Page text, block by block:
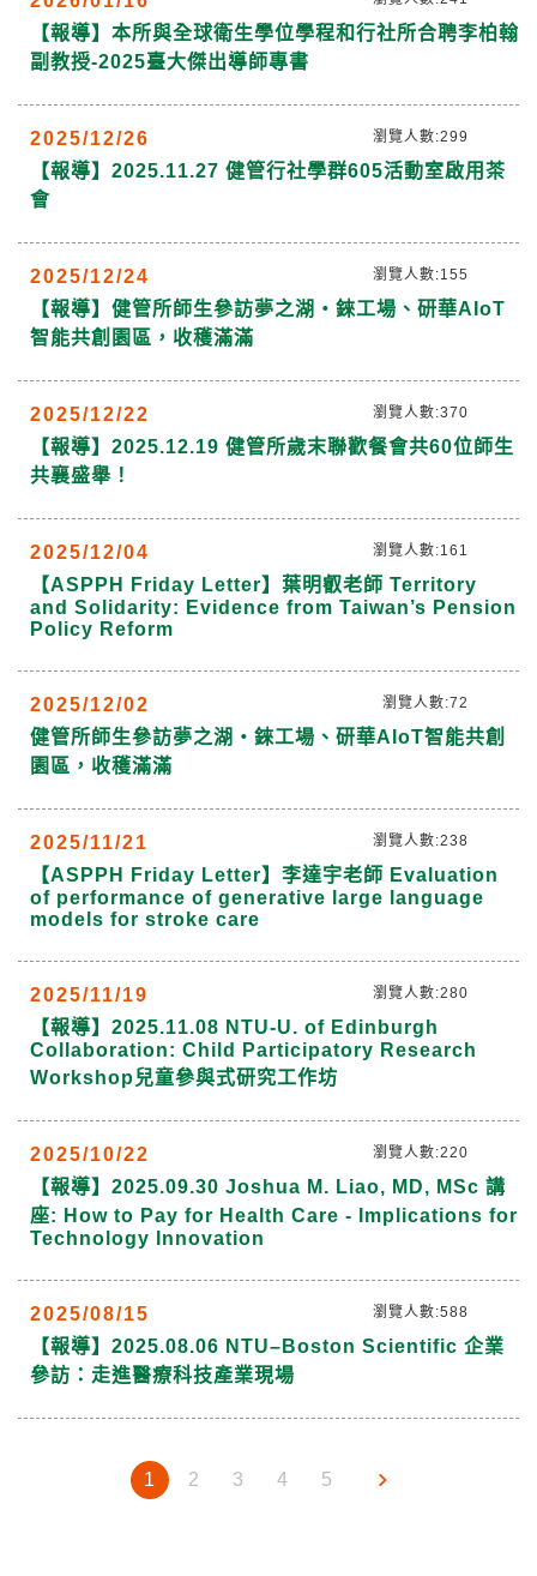
【報導】本所與全球衛生學位學程和行社所合聘李柏翰
副教授-2025臺大傑出導師專書
2025/12/26
【報導】2025.11.27 健管行社學群605活動室啟用茶
會
瀏覽人數:299
2025/12/24
【報導】健管所師生參訪夢之湖‧錸工場、研華AIoT
智能共創園區，收穫滿滿
瀏覽人數:155
2025/12/22
【報導】2025.12.19 健管所歲末聯歡餐會共60位師生
共襄盛舉！
瀏覽人數:370
2025/12/04
【ASPPH Friday Letter】葉明叡老師 Territory
and Solidarity: Evidence from Taiwan’s Pension
Policy Reform
瀏覽人數:161
2025/12/02
健管所師生參訪夢之湖‧錸工場、研華AIoT智能共創
園區，收穫滿滿
瀏覽人數:72
2025/11/21
【ASPPH Friday Letter】李達宇老師 Evaluation
of performance of generative large language
models for stroke care
瀏覽人數:238
2025/11/19
【報導】2025.11.08 NTU-U. of Edinburgh
Collaboration: Child Participatory Research
Workshop兒童參與式研究工作坊
瀏覽人數:280
2025/10/22
【報導】2025.09.30 Joshua M. Liao, MD, MSc 講
座: How to Pay for Health Care - Implications for
Technology Innovation
瀏覽人數:220
2025/08/15
【報導】2025.08.06 NTU–Boston Scientific 企業
參訪：走進醫療科技產業現場
瀏覽人數:588
1 2 3 4 5